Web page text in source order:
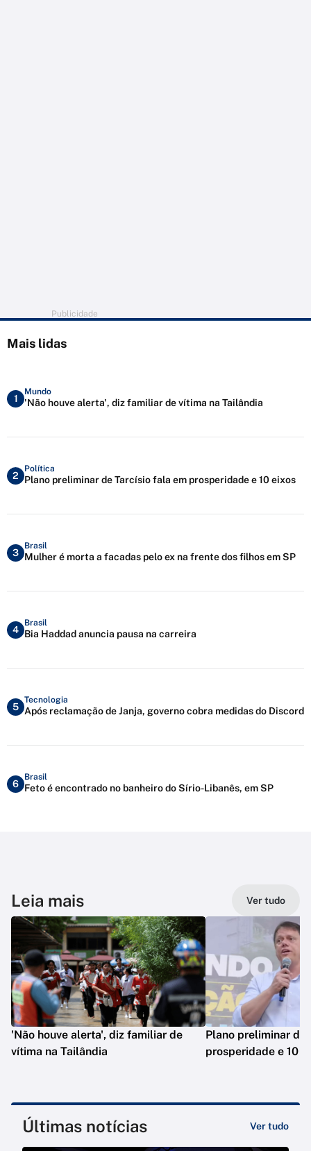
Publicidade
Mais lidas
1
Mundo
'Não houve alerta', diz familiar de vítima na Tailândia
2
Política
Plano preliminar de Tarcísio fala em prosperidade e 10 eixos
3
Brasil
Mulher é morta a facadas pelo ex na frente dos filhos em SP
4
Brasil
Bia Haddad anuncia pausa na carreira
5
Tecnologia
Após reclamação de Janja, governo cobra medidas do Discord
6
Brasil
Feto é encontrado no banheiro do Sírio-Libanês, em SP
Leia mais Ver tudo
'Não houve alerta', diz familiar de
vítima na Tailândia
Plano preliminar de
prosperidade e 10
Últimas notícias Ver tudo